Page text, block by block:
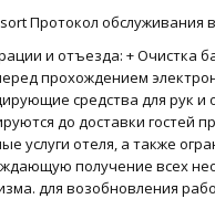
Протокол обслуживания
и отъезда: + Очистка
прохождением
средства для рук и
до доставки гостей
услуги отеля, а также
получение всех
для возобновления